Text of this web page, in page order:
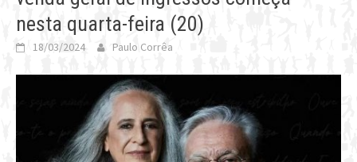
nesta quarta-feira (20)
18/03/2024 Paulo Corrêa